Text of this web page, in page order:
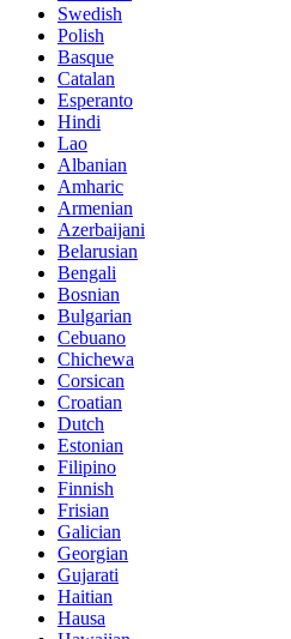
Swedish
Polish
Basque
Catalan
Esperanto
Hindi
Lao
Albanian
Amharic
Armenian
Azerbaijani
Belarusian
Bengali
Bosnian
Bulgarian
Cebuano
Chichewa
Corsican
Croatian
Dutch
Estonian
Filipino
Finnish
Frisian
Galician
Georgian
Gujarati
Haitian
Hausa